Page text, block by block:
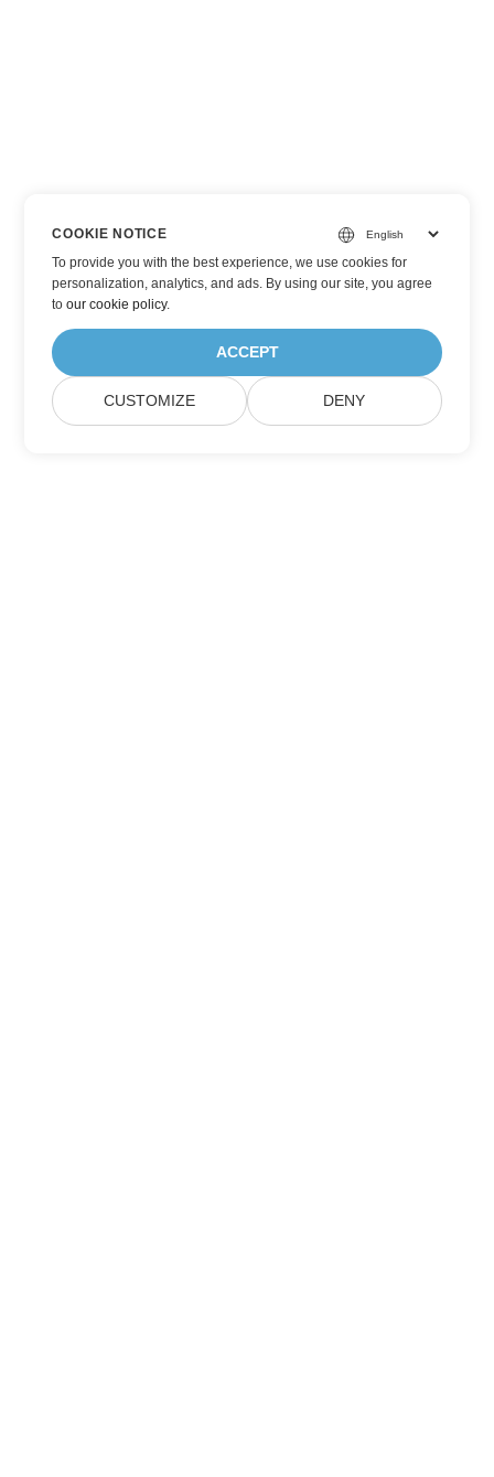
COOKIE NOTICE
To provide you with the best experience, we use cookies for
personalization, analytics, and ads. By using our site, you agree
toour cookie policy.
ACCEPT
CUSTOMIZE DENY